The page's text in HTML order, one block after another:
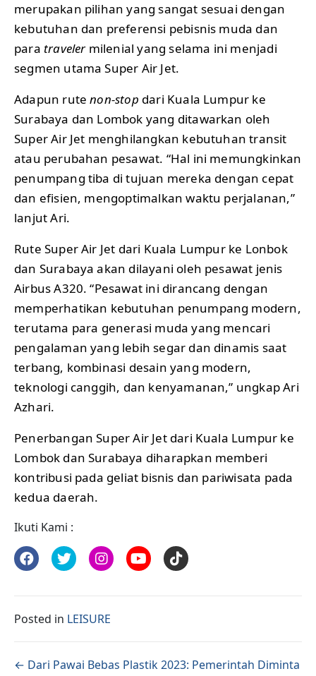
merupakan pilihan yang sangat sesuai dengan
kebutuhan dan preferensi pebisnis muda dan
para traveler milenial yang selama ini menjadi
segmen utama Super Air Jet.
Adapun rutenon-stop dari Kuala Lumpur ke
Surabaya dan Lombok yang ditawarkan oleh
Super Air Jet menghilangkan kebutuhan transit
atau perubahan pesawat. “Hal ini memungkinkan
penumpang tiba di tujuan mereka dengan cepat
dan efisien, mengoptimalkan waktu perjalanan,”
lanjut Ari.
Rute Super Air Jet dari Kuala Lumpur ke Lonbok
dan Surabaya akan dilayani oleh pesawat jenis
Airbus A320. “Pesawat ini dirancang dengan
memperhatikan kebutuhan penumpang modern,
terutama para generasi muda yang mencari
pengalaman yang lebih segar dan dinamis saat
terbang, kombinasi desain yang modern,
teknologi canggih, dan kenyamanan,” ungkap Ari
Azhari.
Penerbangan Super Air Jet dari Kuala Lumpur ke
Lombok dan Surabaya diharapkan memberi
kontribusi pada geliat bisnis dan pariwisata pada
kedua daerah.
Ikuti Kami :
Posted in LEISURE
Posts navigation
← Dari Pawai Bebas Plastik 2023: Pemerintah Diminta